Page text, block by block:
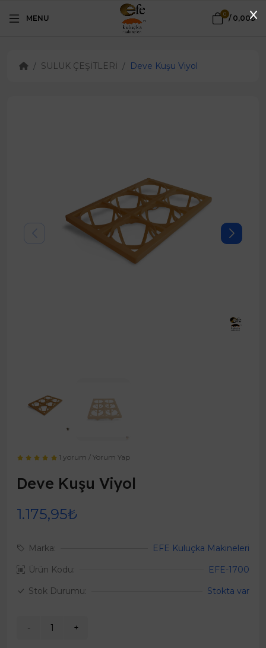
MENU 0 / 0,00₺
SULUK ÇEŞİTLERİ Deve Kuşu Viyol
1 yorum /Yorum Yap
Deve Kuşu Viyol
1.175,95₺
Marka:
EFE Kuluçka Makineleri
Ürün Kodu:
EFE-1700
Stok Durumu:
Stokta var